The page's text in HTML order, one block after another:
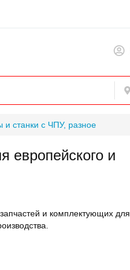
станки с ЧПУ, разное
европейского и
и комплектующих для